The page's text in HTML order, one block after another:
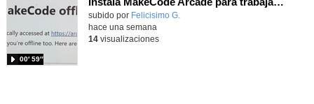
Contenido educativo.
subido por Felicisimo G.
00′ 59″
hace una semana
14visualizaciones